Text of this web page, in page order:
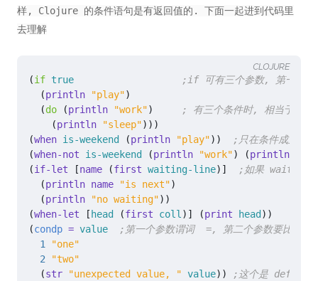
样, Clojure 的条件语句是有返回值的. 下面一起进到代码里
去理解
(if true
;if 可有三个参数, 第一个为
(println "play")
(do (println "work")
; 有三个条件时, 相当于 ? :
(println "sleep")))
(when is-weekend (println "play"))
;只在条件成立时
(when-not is-weekend (println "work") (println
(if-let [name (first waiting-line)]
;如果
(println name "is next")
(println "no waiting"))
(when-let [ head (first coll)] (print head ))
(condp = value
;第一个参数谓词  =, 第二个参数要比较
1
"one"
2
"two"
(str "unexpected value, " value))
;这个是 default
CLOJURE